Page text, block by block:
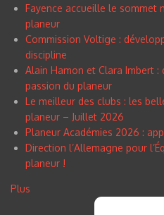
Fayence accueille le sommet
planeur
Commission Voltige :
discipline
Alain Hamon et Clara Imbert
passion du planeur
Le meilleur des clubs : les
planeur – Juillet 2026
Planeur Académies 2026 :
Direction l’Allemagne pour
planeur !
Plus